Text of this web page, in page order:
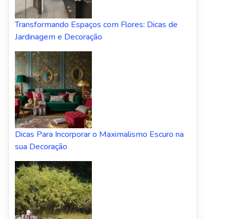
Transformando Espaços com Flores: Dicas de
Jardinagem e Decoração
Dicas Para Incorporar o Maximalismo Escuro na
sua Decoração